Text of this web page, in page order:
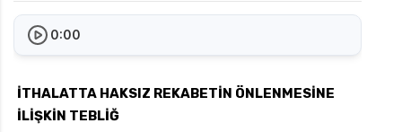
0:00
İTHALATTA HAKSIZ REKABETİN ÖNLENMESİNE
İLİŞKİN TEBLİĞ